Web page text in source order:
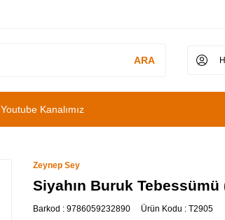
ARA
Youtube Kanalımız
Zeynep Sey
Siyahın Buruk Tebessümü
Barkod : 9786059232890 Ürün Kodu : T2905